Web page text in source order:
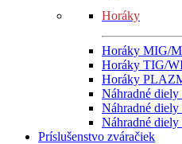
Horáky
Horáky MIG/
Horáky TIG/
Horáky
Náhradné
Náhradné
Náhradné
Príslušenstvo zváračiek